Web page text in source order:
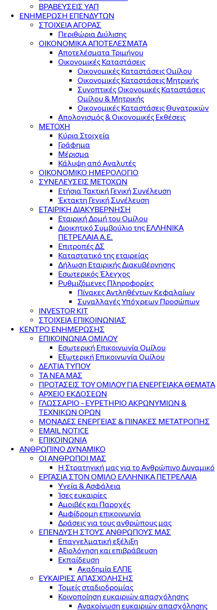
ΒΡΑΒΕΥΣΕΙΣ ΥΑΠ
ΕΝΗΜΕΡΩΣΗ ΕΠΕΝΔΥΤΩΝ
ΣΤΟΙΧΕΙΑ ΑΓΟΡΑΣ
Περιθώρια Διύλισης
ΟΙΚΟΝΟΜΙΚΑ ΑΠΟΤΕΛΕΣΜΑΤΑ
Αποτελέσματα Τριμήνου
Οικονομικές Καταστάσεις
Οικονομικές Καταστάσεις Ομίλου
Οικονομικές Καταστάσεις Μητρικής
Συνοπτικές Οικονομικές Καταστάσεις
Ομίλου & Μητρικής
Οικονομικές Καταστάσεις Θυγατρικών
Απολογισμός & Οικονομικές Εκθέσεις
ΜΕΤΟΧΗ
Κύρια Στοιχεία
Γράφημα
Μέρισμα
Κάλυψη από Αναλυτές
ΟΙΚΟΝΟΜΙΚΟ ΗΜΕΡΟΛΟΓΙΟ
ΣΥΝΕΛΕΥΣΕΙΣ ΜΕΤΟΧΩΝ
Ετήσια Τακτική Γενική Συνέλευση
Έκτακτη Γενική Συνέλευση
ΕΤΑΙΡΙΚΗ ΔΙΑΚΥΒΕΡΝΗΣΗ
Εταιρική Δομή του Ομίλου
Διοικητικό Συμβούλιο της ΕΛΛΗΝΙΚΑ
ΠΕΤΡΕΛΑΙΑ Α.Ε.
Επιτροπές ΔΣ
Καταστατικό της εταιρείας
Δήλωση Εταιρικής Διακυβέρνησης
Εσωτερικός Έλεγχος
Ρυθμιζόμενες Πληροφορίες
Πίνακες Αντληθέντων Κεφαλαίων
Συναλλαγές Υπόχρεων Προσώπων
INVESTOR KIT
ΣΤΟΙΧΕΙΑ ΕΠΙΚΟΙΝΩΝΙΑΣ
ΚΕΝΤΡΟ ΕΝΗΜΕΡΩΣΗΣ
ΕΠΙΚΟΙΝΩΝΙΑ ΟΜΙΛΟΥ
Εσωτερική Επικοινωνία Ομίλου
Εξωτερική Επικοινωνία Ομίλου
ΔΕΛΤΙΑ ΤΥΠΟΥ
ΤΑ ΝΕΑ ΜΑΣ
ΠΡΟΤΑΣΕΙΣ ΤΟΥ ΟΜΙΛΟΥ ΓΙΑ ΕΝΕΡΓΕΙΑΚΑ ΘΕΜΑΤΑ
ΑΡΧΕΙΟ ΕΚΔΟΣΕΩΝ
ΓΛΩΣΣΑΡΙΟ - ΕΥΡΕΤΗΡΙΟ ΑΚΡΩΝΥΜΙΩΝ &
ΤΕΧΝΙΚΩΝ ΟΡΩΝ
ΜΟΝΑΔΕΣ ΕΝΕΡΓΕΙΑΣ & ΠΙΝΑΚΕΣ ΜΕΤΑΤΡΟΠΗΣ
EMAIL NOTICE
ΕΠΙΚΟΙΝΩΝΙΑ
ΑΝΘΡΩΠΙΝΟ ΔΥΝΑΜΙΚΟ
ΟΙ ΑΝΘΡΩΠΟΙ ΜΑΣ
Η Στρατηγική μας για το Ανθρώπινο Δυναμικό
ΕΡΓΑΣΙΑ ΣΤΟΝ ΟΜΙΛΟ ΕΛΛΗΝΙΚΑ ΠΕΤΡΕΛΑΙΑ
Υγεία & Ασφάλεια
Ίσες ευκαιρίες
Αμοιβές και Παροχές
Αμφίδρομη επικοινωνία
Δράσεις για τους ανθρώπους μας
ΕΠΕΝΔΥΣΗ ΣΤΟΥΣ ΑΝΘΡΩΠΟΥΣ ΜΑΣ
Επαγγελματική εξέλιξη
Αξιολόγηση και επιβράβευση
Εκπαίδευση
Ακαδημία ΕΛΠΕ
ΕΥΚΑΙΡΙΕΣ ΑΠΑΣΧΟΛΗΣΗΣ
Τομείς σταδιοδρομίας
Κοινοποίηση ευκαιριών απασχόλησης
Ανακοίνωση ευκαιριών απασχόλησης